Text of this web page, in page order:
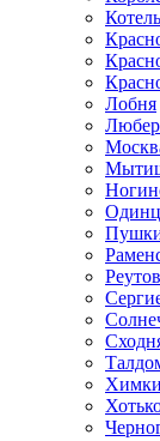
Лобня
Реутов
Химки